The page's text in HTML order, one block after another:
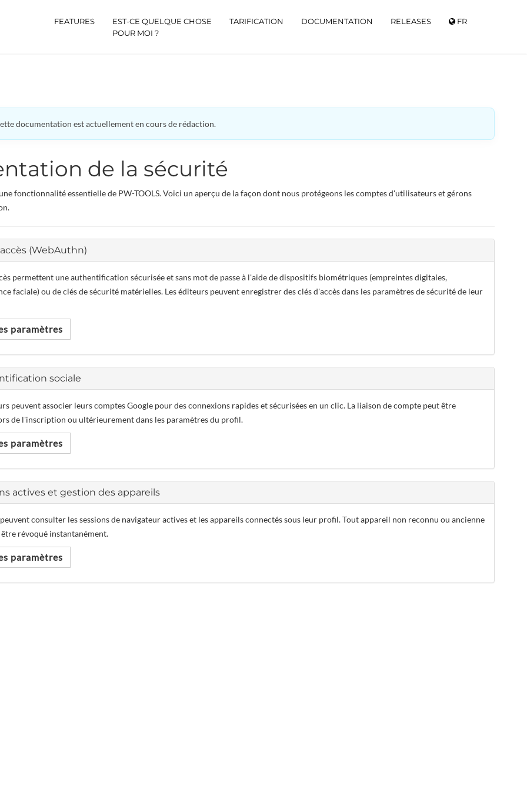
FEATURES
EST-CE QUELQUE CHOSE
POUR MOI ?
TARIFICATION DOCUMENTATION RELEASES FR
documentation est actuellement en cours de rédaction.
de la sécurité
fonctionnalité essentielle de PW-TOOLS. Voici un aperçu de la façon dont nous protégeons les comptes d'utilisateurs et gérons
(WebAuthn)
permettent une authentification sécurisée et sans mot de passe à l'aide de dispositifs biométriques (empreintes digitales,
faciale) ou de clés de sécurité matérielles. Les éditeurs peuvent enregistrer des clés d'accès dans les paramètres de sécurité de leur
paramètres
sociale
peuvent associer leurs comptes Google pour des connexions rapides et sécurisées en un clic. La liaison de compte peut être
de l'inscription ou ultérieurement dans les paramètres du profil.
paramètres
actives et gestion des appareils
consulter les sessions de navigateur actives et les appareils connectés sous leur profil. Tout appareil non reconnu ou ancienne
révoqué instantanément.
paramètres